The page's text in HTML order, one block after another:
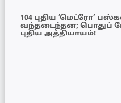
104 புதிய ‘மெட்ரோ’
வந்தடைந்தன; பொதுப்
புதிய அத்தியாயம்!